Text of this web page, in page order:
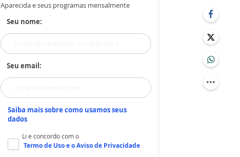
Aparecida e seus programas mensalmente
Seu nome:
Seu email:
Saiba mais sobre como usamos seus
dados
Li e concordo com o
Termo de Usoe oAviso de Privacidade